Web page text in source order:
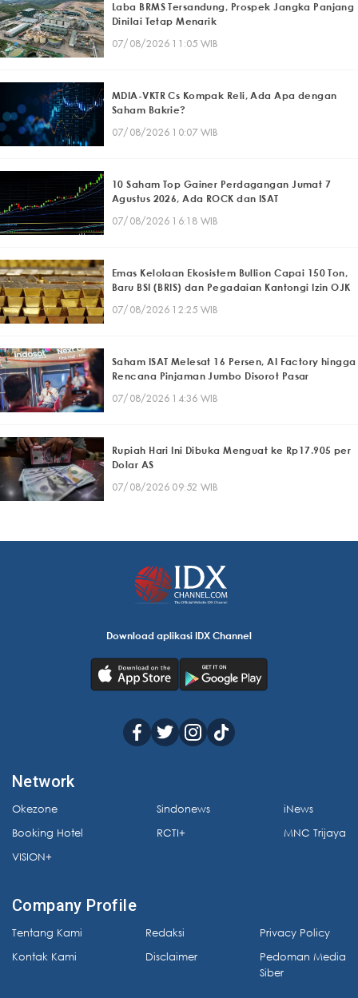
Laba BRMS Tersandung, Prospek Jangka Panjang
Dinilai Tetap Menarik
07/08/2026 11:05 WIB
MDIA-VKTR Cs Kompak Reli, Ada Apa dengan
Saham Bakrie?
07/08/2026 10:07 WIB
10 Saham Top Gainer Perdagangan Jumat 7
Agustus 2026, Ada ROCK dan ISAT
07/08/2026 16:18 WIB
Emas Kelolaan Ekosistem Bullion Capai 150 Ton,
Baru BSI (BRIS) dan Pegadaian Kantongi Izin OJK
07/08/2026 12:25 WIB
Saham ISAT Melesat 16 Persen, AI Factory hingga
Rencana Pinjaman Jumbo Disorot Pasar
07/08/2026 14:36 WIB
Rupiah Hari Ini Dibuka Menguat ke Rp17.905 per
Dolar AS
07/08/2026 09:52 WIB
Download aplikasi IDX Channel
Network
Okezone
Booking Hotel
VISION+
Sindonews
RCTI+
iNews
MNC Trijaya
Company Profile
Tentang Kami
Kontak Kami
Redaksi
Disclaimer
Privacy Policy
Pedoman Media
Siber